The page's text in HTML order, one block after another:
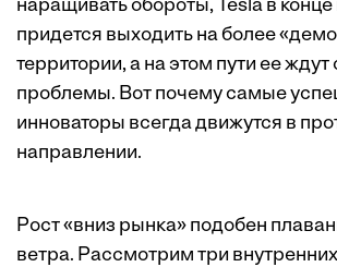
наращивать обороты, Tesla в конце
придется выходить на более
территории, а на этом пути ее
проблемы. Вот почему самые
инноваторы всегда движутся в
направлении.
Рост «вниз рынка» подобен
ветра. Рассмотрим три